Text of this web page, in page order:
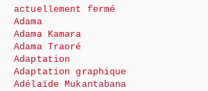
actuellement fermé
Adama
Adama Kamara
Adama Traoré
Adaptation
Adaptation graphique
Adélaïde Mukantabana